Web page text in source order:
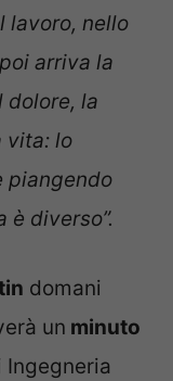
lavoro, nello
arriva la
dolore, la
vita: lo
piangendo
diverso”.
domani
un minuto